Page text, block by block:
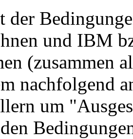
der
und IBM
(zusammen
nachfolgend
um